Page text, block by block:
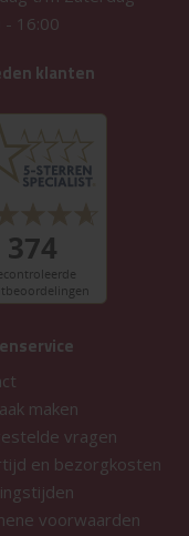
- 16:00
klanten
maken
vragen
en bezorgkosten
voorwaarden